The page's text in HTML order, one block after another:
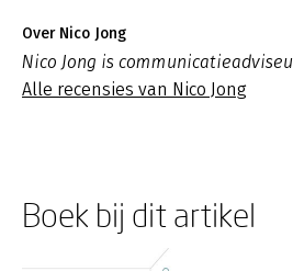
Over Nico Jong
Nico Jong is
Alle recensies van Nico Jong
Boek bij dit artikel